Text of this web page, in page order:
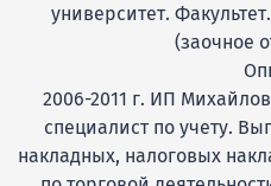
университет.
(заочное
2006-2011 г. ИП
специалист по учету.
накладных, налоговых